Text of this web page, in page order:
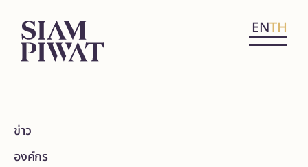
ENTH
ข่าว
องค์กร